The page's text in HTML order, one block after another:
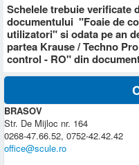
Schelele trebuie verificate
documentului "Foaie de
utilizatori" si odata pe an
partea Krause / Techno
control - RO" din
BRASOV
Str. De Mijloc nr. 164
0268-47.66.52, 0752-42.42.42
office@scule.ro